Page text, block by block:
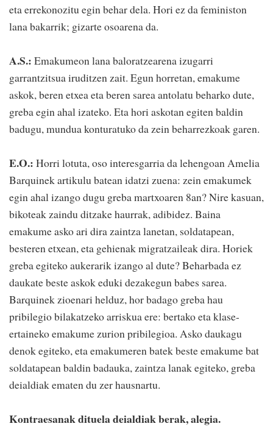
eta errekonozitu egin behar dela. Hori ez da feministon
lana bakarrik; gizarte osoarena da.
A.S.: Emakumeon lana baloratzearena izugarri
garrantzitsua iruditzen zait. Egun horretan, emakume
askok, beren etxea eta beren sarea antolatu beharko dute,
greba egin ahal izateko. Eta hori askotan egiten baldin
badugu, mundua konturatuko da zein beharrezkoak garen.
E.O.: Horri lotuta, oso interesgarria da lehengoan Amelia
Barquinek artikulu batean idatzi zuena: zein emakumek
egin ahal izango dugu greba martxoaren 8an? Nire kasuan,
bikoteak zaindu ditzake haurrak, adibidez. Baina
emakume asko ari dira zaintza lanetan, soldatapean,
besteren etxean, eta gehienak migratzaileak dira. Horiek
greba egiteko aukerarik izango al dute? Beharbada ez
daukate beste askok eduki dezakegun babes sarea.
Barquinek zioenari helduz, hor badago greba hau
pribilegio bilakatzeko arriskua ere: bertako eta klase-
ertaineko emakume zurion pribilegioa. Asko daukagu
denok egiteko, eta emakumeren batek beste emakume bat
soldatapean baldin badauka, zaintza lanak egiteko, greba
deialdiak ematen du zer hausnartu.
Kontraesanak dituela deialdiak berak, alegia.